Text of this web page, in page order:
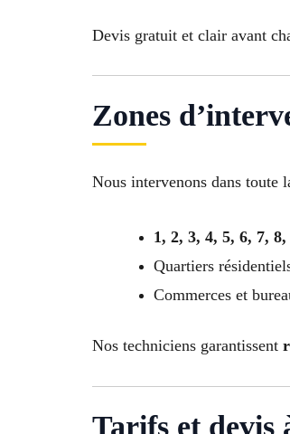
Devis gratuit et clair avant
Zones
Nous intervenons dans toute
1, 2, 3, 4, 5, 6, 7,
Quartiers
Commerces et
Nos techniciens garantissent
Tarifs et devis